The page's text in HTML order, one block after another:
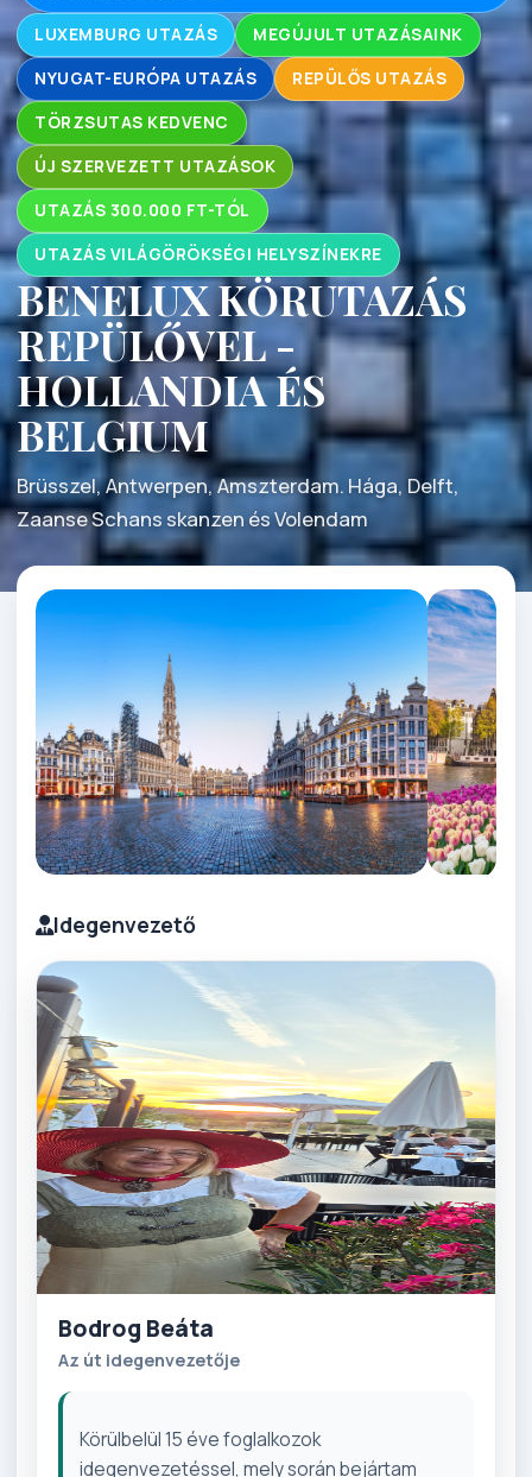
LUXEMBURG UTAZÁS MEGÚJULT UTAZÁSAINK
NYUGAT-EURÓPA UTAZÁS REPÜLŐS UTAZÁS
TÖRZSUTAS KEDVENC
ÚJ SZERVEZETT UTAZÁSOK
UTAZÁS 300.000 FT-TÓL
UTAZÁS VILÁGÖRÖKSÉGI HELYSZÍNEKRE
BENELUX KÖRUTAZÁS
REPÜLŐVEL -
HOLLANDIA ÉS
BELGIUM
Brüsszel, Antwerpen, Amszterdam. Hága, Delft,
Zaanse Schans skanzen és Volendam
Idegenvezető
Bodrog Beáta
Az út idegenvezetője
Körülbelül 15 éve foglalkozok
idegenvezetéssel, mely során bejártam